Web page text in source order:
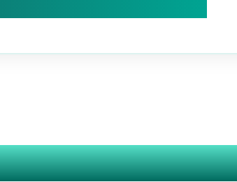
関連する案件